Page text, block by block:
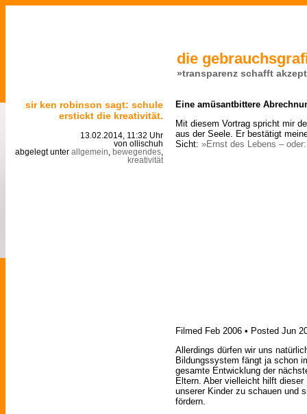
die
»transparenz schafft
sir ken robinson sagt: schule
erstickt die kreativität.
13.02.2014, 11:32 Uhr
von ollischuh
abgelegt unter allgemein bewegendes
kreativität
Eine amüsantbittere
Mit diesem Vortrag spricht mir
aus der Seele. Er bestätigt
Sicht: »Ernst des Lebens –
Filmed Feb 2006 • Posted Jun
Allerdings dürfen wir uns
Bildungssystem fängt ja schon
gesamte Entwicklung der
Eltern. Aber vielleicht hilft
unserer Kinder zu schauen und
fördern.